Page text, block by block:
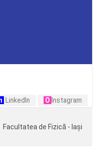
LinkedIn O Instagram
Facultatea de Fizică - Iași